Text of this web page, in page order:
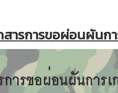
สารการขอผ่อนผันก